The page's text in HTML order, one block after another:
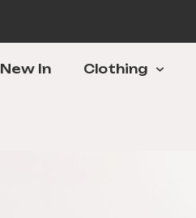
New In Clothing